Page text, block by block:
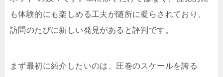
も体験的にも楽しめる工夫が随所に凝らされており、
訪問のたびに新しい発見があると評判です。
まず最初に紹介したいのは、圧巻のスケールを誇る